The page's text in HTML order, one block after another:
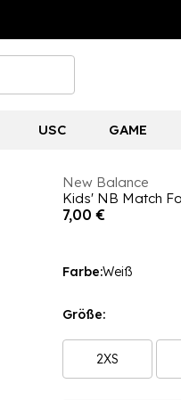
USC GAME
New Balance
Kids' NB Match
7,00 €
Farbe:Weiß
Größe:
2XS